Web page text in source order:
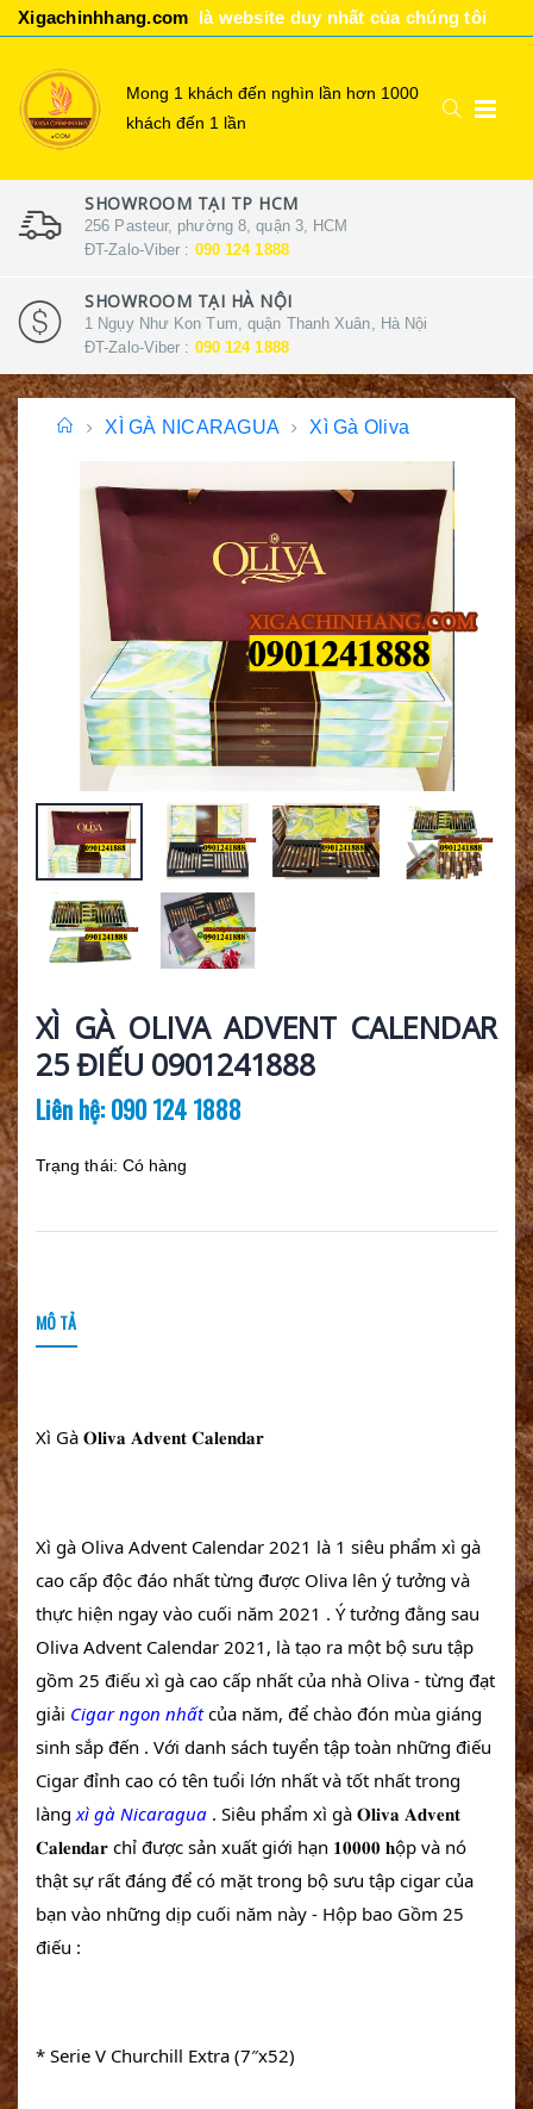
Xigachinhhang.com là website duy nhất của chúng tôi
Mong 1 khách đến nghìn lần hơn 1000
khách đến 1 lần
SHOWROOM TẠI TP HCM
256 Pasteur, phường 8, quận 3, HCM
ĐT-Zalo-Viber : 090 124 1888
SHOWROOM TẠI HÀ NỘI
1 Ngụy Như Kon Tum, quận Thanh Xuân, Hà Nội
ĐT-Zalo-Viber : 090 124 1888
XÌ GÀ NICARAGUA Xì Gà Oliva
XÌ GÀ OLIVA ADVENT CALENDAR
25 ĐIẾU 0901241888
Liên hệ: 090 124 1888
Trạng thái: Có hàng
MÔ TẢ
Xì Gà 𝐎𝐥𝐢𝐯𝐚 𝐀𝐝𝐯𝐞𝐧𝐭 𝐂𝐚𝐥𝐞𝐧𝐝𝐚𝐫
Xì gà Oliva Advent Calendar 2021 là 1 siêu phẩm xì gà
cao cấp độc đáo nhất từng được Oliva lên ý tưởng và
thực hiện ngay vào cuối năm 2021 . Ý tưởng đằng sau
Oliva Advent Calendar 2021, là tạo ra một bộ sưu tập
gồm 25 điếu xì gà cao cấp nhất của nhà Oliva - từng đạt
giải Cigar ngon nhất của năm, để chào đón mùa giáng
sinh sắp đến . Với danh sách tuyển tập toàn những điếu
Cigar đỉnh cao có tên tuổi lớn nhất và tốt nhất trong
làng xì gà Nicaragua . Siêu phẩm xì gà 𝐎𝐥𝐢𝐯𝐚 𝐀𝐝𝐯𝐞𝐧𝐭
𝐂𝐚𝐥𝐞𝐧𝐝𝐚𝐫 chỉ được sản xuất giới hạn 𝟏𝟎𝟎𝟎𝟎 𝐡ộp và nó
thật sự rất đáng để có mặt trong bộ sưu tập cigar của
bạn vào những dịp cuối năm này - Hộp bao Gồm 25
điếu :
* Serie V Churchill Extra (7″x52)